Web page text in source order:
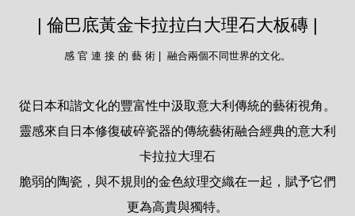
| 倫巴底黃金卡拉拉白大理石大板磚 |
感 官 連 接 的 藝 術 | 融合兩個不同世界的文化。
從日本和諧文化的豐富性中汲取意大利傳統的藝術視角。
靈感來自日本修復破碎瓷器的傳統藝術融合經典的意大利
卡拉拉大理石
脆弱的陶瓷，與不規則的金色紋理交織在一起，賦予它們
更為高貴與獨特。